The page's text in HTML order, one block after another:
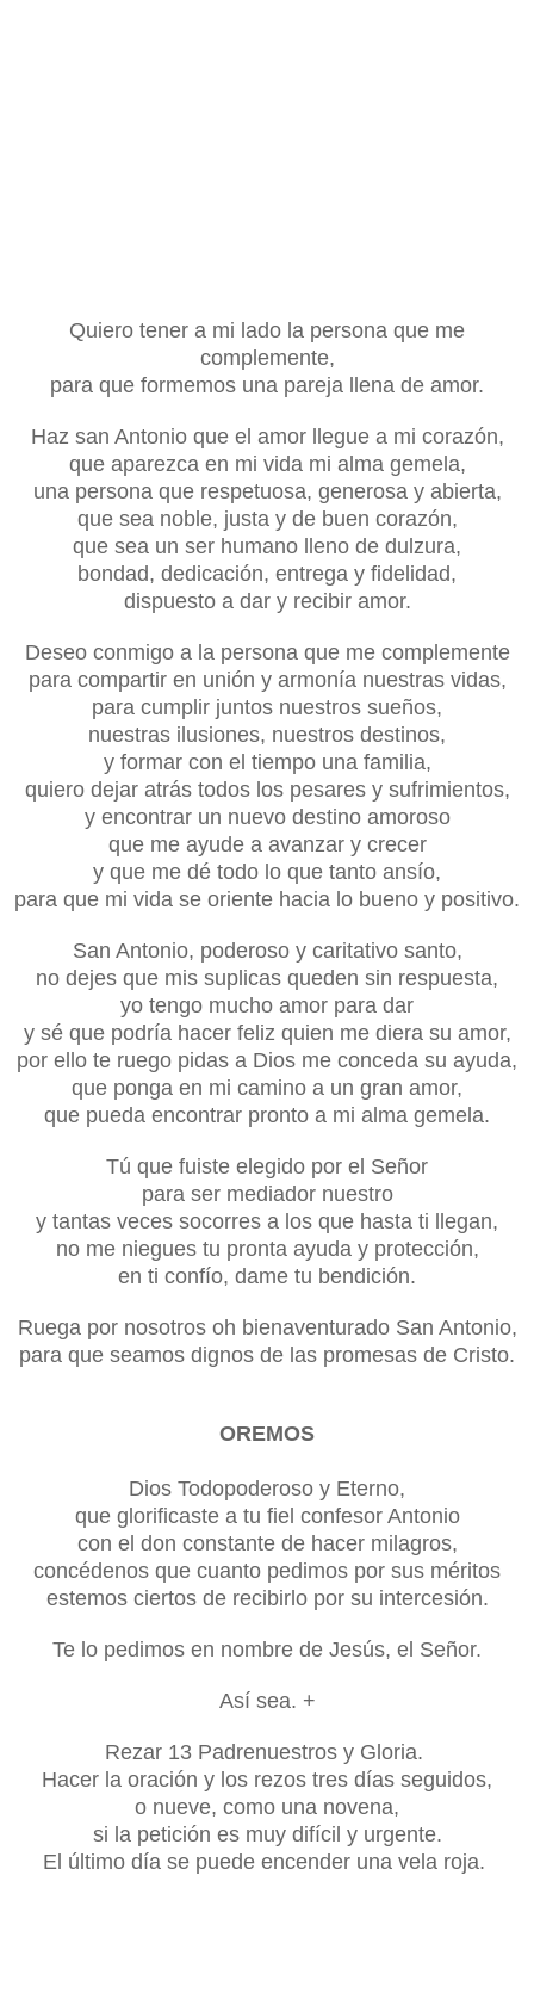
Quiero tener a mi lado la persona que me
complemente,
para que formemos una pareja llena de amor.
Haz san Antonio que el amor llegue a mi corazón,
que aparezca en mi vida mi alma gemela,
una persona que respetuosa, generosa y abierta,
que sea noble, justa y de buen corazón,
que sea un ser humano lleno de dulzura,
bondad, dedicación, entrega y fidelidad,
dispuesto a dar y recibir amor.
Deseo conmigo a la persona que me complemente
para compartir en unión y armonía nuestras vidas,
para cumplir juntos nuestros sueños,
nuestras ilusiones, nuestros destinos,
y formar con el tiempo una familia,
quiero dejar atrás todos los pesares y sufrimientos,
y encontrar un nuevo destino amoroso
que me ayude a avanzar y crecer
y que me dé todo lo que tanto ansío,
para que mi vida se oriente hacia lo bueno y positivo.
San Antonio, poderoso y caritativo santo,
no dejes que mis suplicas queden sin respuesta,
yo tengo mucho amor para dar
y sé que podría hacer feliz quien me diera su amor,
por ello te ruego pidas a Dios me conceda su ayuda,
que ponga en mi camino a un gran amor,
que pueda encontrar pronto a mi alma gemela.
Tú que fuiste elegido por el Señor
para ser mediador nuestro
y tantas veces socorres a los que hasta ti llegan,
no me niegues tu pronta ayuda y protección,
en ti confío, dame tu bendición.
Ruega por nosotros oh bienaventurado San Antonio,
para que seamos dignos de las promesas de Cristo.
OREMOS
Dios Todopoderoso y Eterno,
que glorificaste a tu fiel confesor Antonio
con el don constante de hacer milagros,
concédenos que cuanto pedimos por sus méritos
estemos ciertos de recibirlo por su intercesión.
Te lo pedimos en nombre de Jesús, el Señor.
Así sea. +
Rezar 13 Padrenuestros y Gloria.
Hacer la oración y los rezos tres días seguidos,
o nueve, como una novena,
si la petición es muy difícil y urgente.
El último día se puede encender una vela roja.